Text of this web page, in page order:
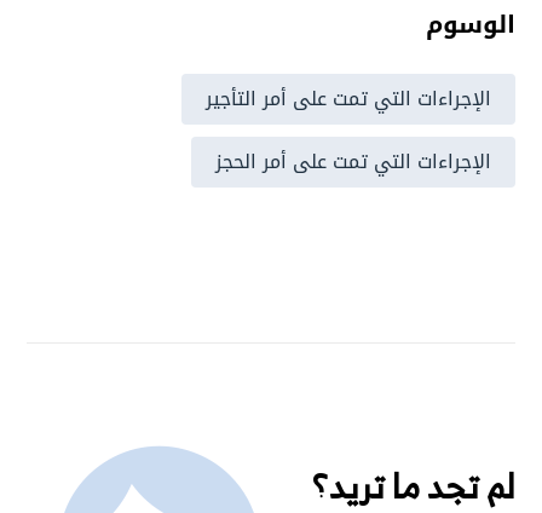
الوسوم
الإجراءات التي تمت على أمر التأجير
الإجراءات التي تمت على أمر الحجز
لم تجد ما تريد؟